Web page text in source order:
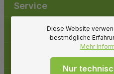
Service
Gartenpirat
Folge uns
Diese Website
bestmögliche
Mehr
Nur